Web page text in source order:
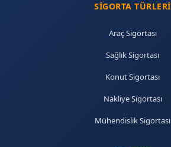
SIGORTA TÜRLERI
Araç Sigortası
Sağlık Sigortası
Konut Sigortası
Nakliye Sigortası
Mühendislik Sigortası